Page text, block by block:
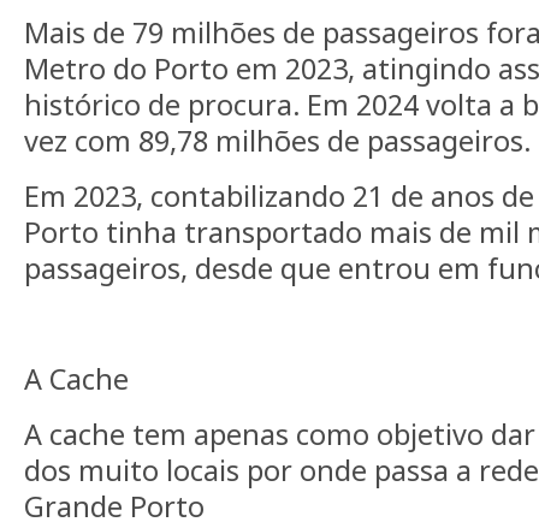
Mais de 79 milhões de passageiros
Metro do Porto em 2023, atingindo
histórico de procura. Em 2024 volta a
vez com 89,78 milhões de passageiros.
Em 2023, contabilizando 21 de anos
Porto tinha transportado mais de mil
passageiros, desde que entrou em
A Cache
A cache tem apenas como objetivo
dos muito locais por onde passa a
Grande Porto